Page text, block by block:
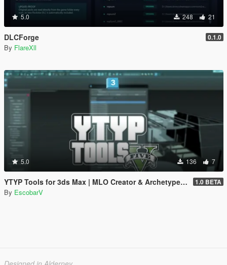
5.0 248 21
DLCForge 0.1.0
By FlareXll
5.0 136 7
YTYP Tools for 3ds Max | MLO Creator & Archetype Creator 1.0 BETA
By EscobarV